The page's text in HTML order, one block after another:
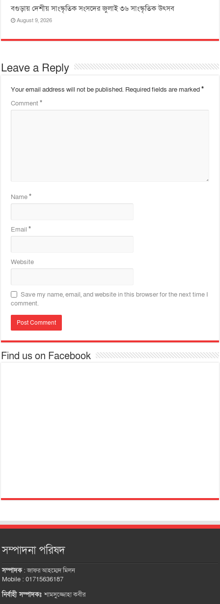
বগুড়ায় দেশীয় সাংস্কৃতিক সংসদের জুলাই ৩৬ সাংস্কৃতিক উৎসব
August 9, 2026
Leave a Reply
Your email address will not be published. Required fields are marked*
Comment*
Name*
Email*
Website
Save my name, email, and website in this browser for the next time I
comment.
Find us on Facebook
সম্পাদনা পরিষদ
সম্পাদক:জাফর আহম্মেদ মিলন
Mobile : 01715636187
নির্বাহী সম্পাদকঃশামসুজ্জোহা কবীর